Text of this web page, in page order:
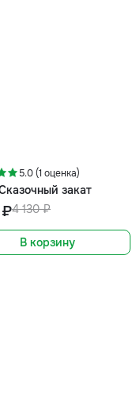
5.0 (1 оценка)
закат
4 130 ₽
₽
В корзину